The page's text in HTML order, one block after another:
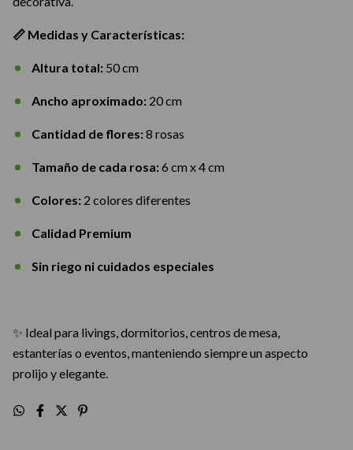
📏 Medidas y Características:
Altura total: 50 cm
Ancho aproximado: 20 cm
Cantidad de flores:8 rosas
Tamaño de cada rosa:6 cm x 4 cm
Colores: 2 colores diferentes
Calidad Premium
Sin riego ni cuidados especiales
✨ Ideal para livings, dormitorios, centros de mesa,
estanterías o eventos, manteniendo siempre un aspecto
prolijo y elegante.